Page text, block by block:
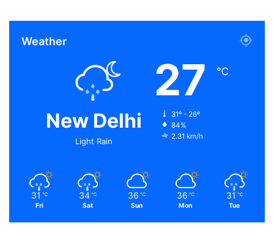
Weather
New Delhi
Light Rain
27 ℃
31º - 26º
84%
2.31 km/h
31 ℃
Fri
34 ℃
Sat
36 ℃
Sun
36 ℃
Mon
31 ℃
Tue